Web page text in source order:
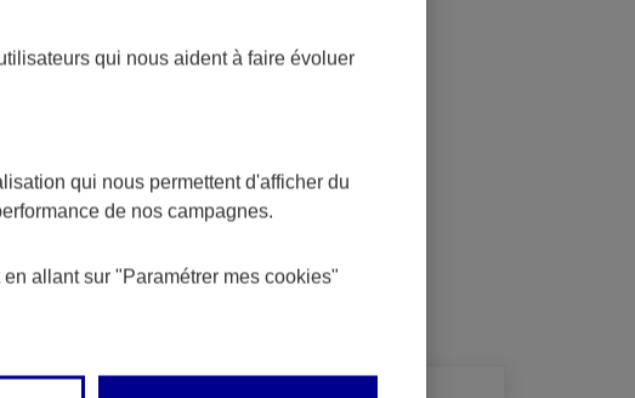
crédit
qui nous aident à faire évoluer
qui nous permettent d'afficher du
de nos campagnes.
en allant sur "Paramétrer mes cookies"